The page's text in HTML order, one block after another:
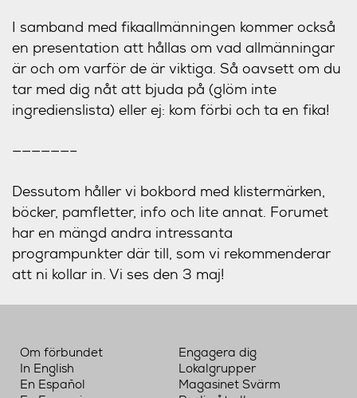
I samband med fikaallmänningen kommer också
en presentation att hållas om vad allmänningar
är och om varför de är viktiga. Så oavsett om du
tar med dig nåt att bjuda på (glöm inte
ingredienslista) eller ej: kom förbi och ta en fika!
——————–
Dessutom håller vi bokbord med klistermärken,
böcker, pamfletter, info och lite annat. Forumet
har en mängd andra intressanta
programpunkter där till, som vi rekommenderar
att ni kollar in. Vi ses den 3 maj!
Om förbundet
In English
En Español
Engagera dig
Lokalgrupper
Magasinet Svärm